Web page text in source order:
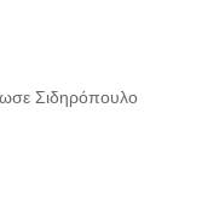
Σιδηρόπουλο